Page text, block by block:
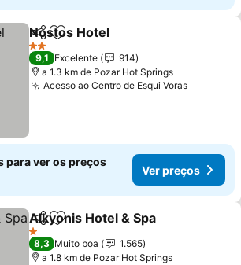
PartilharAdicionar aos favoritos
Nostos Hotel
2 Estrelas
9,1 Excelente
914
a 1.3 km de Pozar Hot Springs
Acesso ao Centro de Esqui VorasVer
para ver os preços
Ver preços
PartilharAdicionar aos favoritos
Alkyonis Hotel & Spa
1 Estrelas
8,3 Muito boa
1.565
a 1.8 km de Pozar Hot Springs